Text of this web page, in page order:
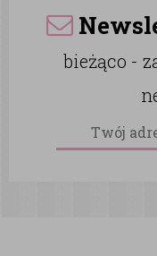
bieżąco -